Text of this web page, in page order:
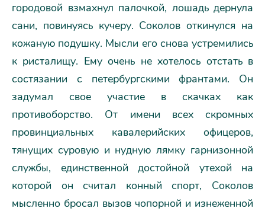
городовой взмахнул палочкой, лошадь дернула
сани, повинуясь кучеру. Соколов откинулся на
кожаную подушку. Мысли его снова устремились
к ристалищу. Ему очень не хотелось отстать в
состязании с петербургскими франтами. Он
задумал свое участие в скачках как
противоборство. От имени всех скромных
провинциальных кавалерийских офицеров,
тянущих суровую и нудную лямку гарнизонной
службы, единственной достойной утехой на
которой он считал конный спорт, Соколов
мысленно бросал вызов чопорной и изнеженной